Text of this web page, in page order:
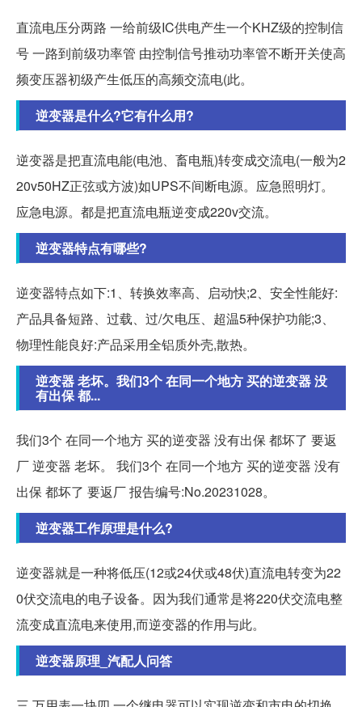
直流电压分两路 一给前级IC供电产生一个KHZ级的控制信
号 一路到前级功率管 由控制信号推动功率管不断开关使高
频变压器初级产生低压的高频交流电(此。
逆变器是什么?它有什么用?
逆变器是把直流电能(电池、畜电瓶)转变成交流电(一般为2
20v50HZ正弦或方波)如UPS不间断电源。应急照明灯。
应急电源。都是把直流电瓶逆变成220v交流。
逆变器特点有哪些?
逆变器特点如下:1、转换效率高、启动快;2、安全性能好:
产品具备短路、过载、过/欠电压、超温5种保护功能;3、
物理性能良好:产品采用全铝质外壳,散热。
逆变器 老坏。我们3个 在同一个地方 买的逆变器 没
有出保 都...
我们3个 在同一个地方 买的逆变器 没有出保 都坏了 要返
厂 逆变器 老坏。 我们3个 在同一个地方 买的逆变器 没有
出保 都坏了 要返厂 报告编号:No.20231028。
逆变器工作原理是什么?
逆变器就是一种将低压(12或24伏或48伏)直流电转变为22
0伏交流电的电子设备。因为我们通常是将220伏交流电整
流变成直流电来使用,而逆变器的作用与此。
逆变器原理_汽配人问答